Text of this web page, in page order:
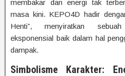
membakar dan energi tak
masa kini. KEPO4D hadir
Henti”, menyiratkan
eksponensial baik dalam hal
dampak.
Simbolisme Karakter: